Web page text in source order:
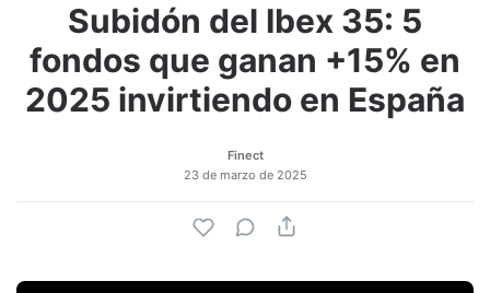
Subidón del Ibex 35: 5
fondos que ganan +15% en
2025 invirtiendo en España
Finect
23 de marzo de 2025